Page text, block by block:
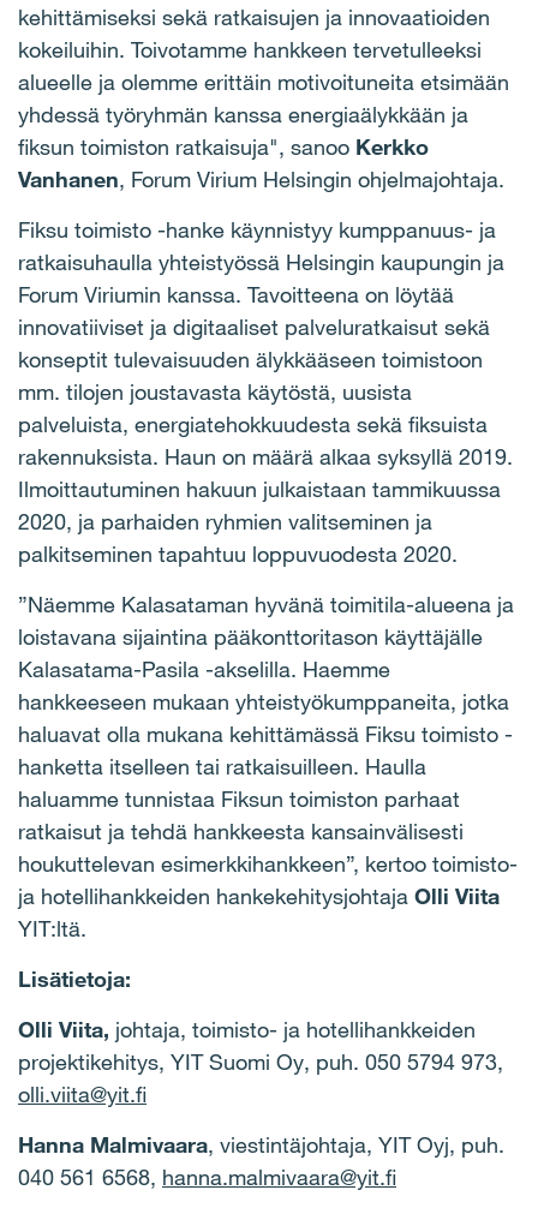
kehittämiseksi sekä ratkaisujen ja innovaatioiden
kokeiluihin. Toivotamme hankkeen tervetulleeksi
alueelle ja olemme erittäin motivoituneita etsimään
yhdessä työryhmän kanssa energiaälykkään ja
fiksun toimiston ratkaisuja", sanoo Kerkko
Vanhanen, Forum Virium Helsingin ohjelmajohtaja.
Fiksu toimisto -hanke käynnistyy kumppanuus- ja
ratkaisuhaulla yhteistyössä Helsingin kaupungin ja
Forum Viriumin kanssa. Tavoitteena on löytää
innovatiiviset ja digitaaliset palveluratkaisut sekä
konseptit tulevaisuuden älykkääseen toimistoon
mm. tilojen joustavasta käytöstä, uusista
palveluista, energiatehokkuudesta sekä fiksuista
rakennuksista. Haun on määrä alkaa syksyllä 2019.
Ilmoittautuminen hakuun julkaistaan tammikuussa
2020, ja parhaiden ryhmien valitseminen ja
palkitseminen tapahtuu loppuvuodesta 2020.
”Näemme Kalasataman hyvänä toimitila-alueena ja
loistavana sijaintina pääkonttoritason käyttäjälle
Kalasatama-Pasila -akselilla. Haemme
hankkeeseen mukaan yhteistyökumppaneita, jotka
haluavat olla mukana kehittämässä Fiksu toimisto -
hanketta itselleen tai ratkaisuilleen. Haulla
haluamme tunnistaa Fiksun toimiston parhaat
ratkaisut ja tehdä hankkeesta kansainvälisesti
houkuttelevan esimerkkihankkeen”, kertoo toimisto-
ja hotellihankkeiden hankekehitysjohtaja Olli Viita
YIT:ltä.
Lisätietoja:
Olli Viita, johtaja, toimisto- ja hotellihankkeiden
projektikehitys, YIT Suomi Oy, puh. 050 5794 973,
olli.viita@yit.fi
Hanna Malmivaara, viestintäjohtaja, YIT Oyj, puh.
040 561 6568, hanna.malmivaara@yit.fi